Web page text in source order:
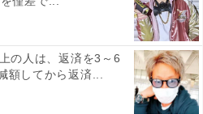
こととなります。
タッチは３人の関係性変化し
した（40代女性／千葉県）」
になる（30代男性／岐阜
の人は、返済を3～6
額してから返済...